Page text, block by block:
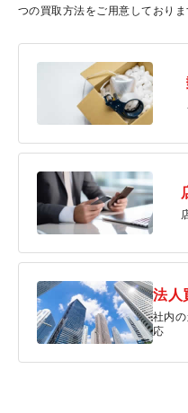
つの買取方法をご用意しておりま
法人
社内
応